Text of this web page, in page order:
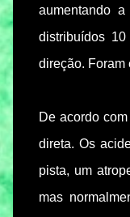
aumentando
distribuídos
direção. Foram
De acordo
direta. Os
pista, um
mas